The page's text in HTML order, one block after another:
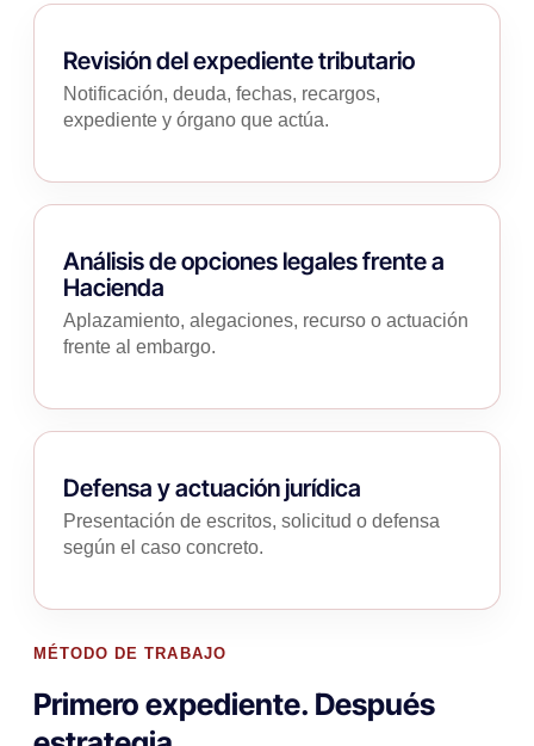
MÉTODO DE TRABAJO
Primero expediente. Después
Revisión del expediente tributario
Notificación, deuda, fechas, recargos,
expediente y órgano que actúa.
Análisis de opciones legales frente a
Hacienda
Aplazamiento, alegaciones, recurso o actuación
frente al embargo.
Defensa y actuación jurídica
Presentación de escritos, solicitud o defensa
según el caso concreto.